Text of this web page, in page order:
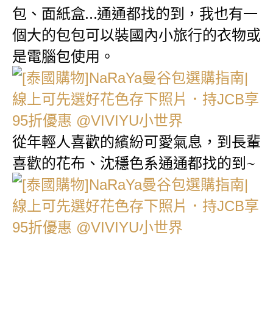
包、面紙盒…通通都找的到，我也有一
個大的包包可以裝國內小旅行的衣物或
是電腦包使用。
從年輕人喜歡的繽紛可愛氣息，到長輩
喜歡的花布、沈穩色系通通都找的到~